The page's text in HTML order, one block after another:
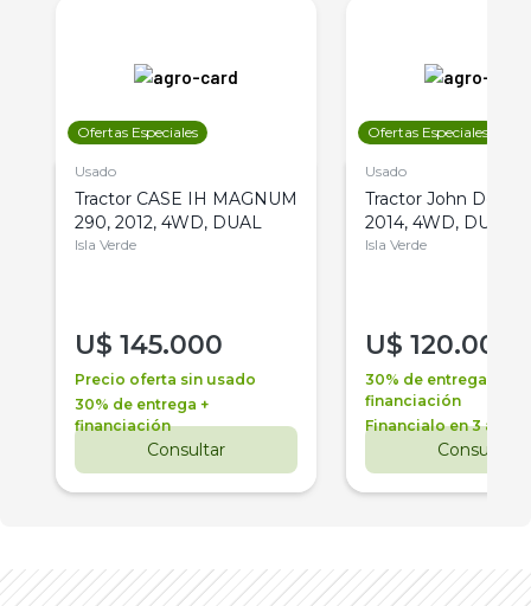
Ofertas Especiales
Usado
Tractor CASE IH MAGNUM
290, 2012, 4WD, DUAL
Isla Verde
U$ 145.000
Precio oferta sin usado
30% de entrega +
financiación
Consultar
Ofertas Especiales
Usado
Tractor John Deere
2014, 4WD, DUAL
Isla Verde
U$ 120.000
30% de entrega +
financiación
Financialo en 3 años
Consultar